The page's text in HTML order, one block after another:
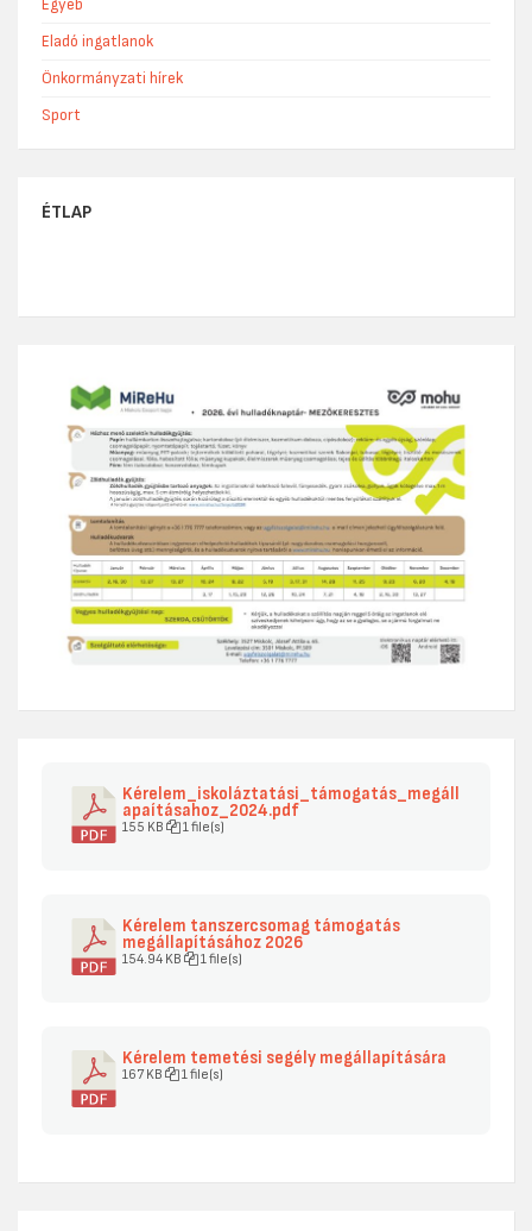
Eladó ingatlanok
Önkormányzati hírek
Sport
ÉTLAP
Kérelem_iskoláztatási_támogatás_megáll
apaításahoz_2024.pdf
155 KB 1 file(s)
Kérelem tanszercsomag támogatás
megállapításához 2026
154.94 KB 1 file(s)
Kérelem temetési segély megállapítására
167 KB 1 file(s)